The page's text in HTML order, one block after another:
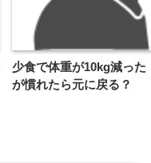
少食で体重が10kg減っ
が慣れたら元に戻る？